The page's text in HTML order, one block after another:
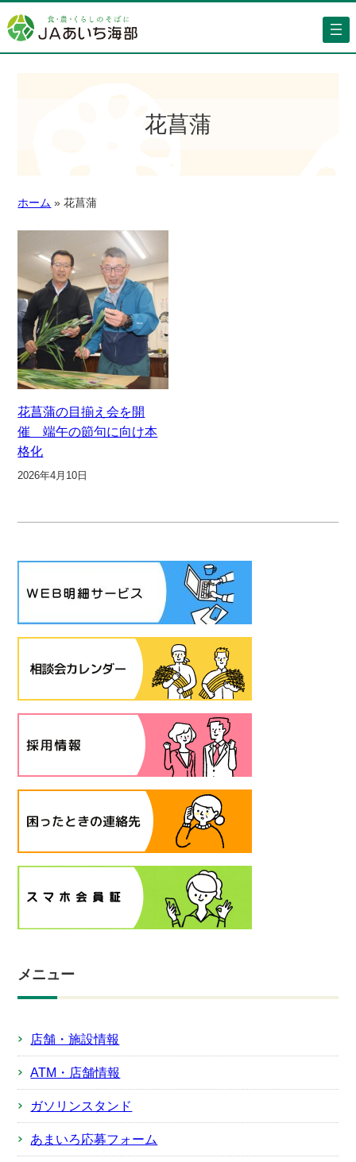
花菖蒲
ホーム » 花菖蒲
花菖蒲の目揃え会を開
催 端午の節句に向け本
格化
2026年4月10日
メニュー
店舗・施設情報
ATM・店舗情報
ガソリンスタンド
あまいろ応募フォーム